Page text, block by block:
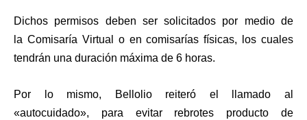
Dichos permisos deben ser solicitados por medio de
la Comisaría Virtual
o en comisarías físicas, los cuales
tendrán una duración máxima de 6 horas.
Por lo mismo, Bellolio reiteró el llamado al
«autocuidado», para evitar rebrotes producto de